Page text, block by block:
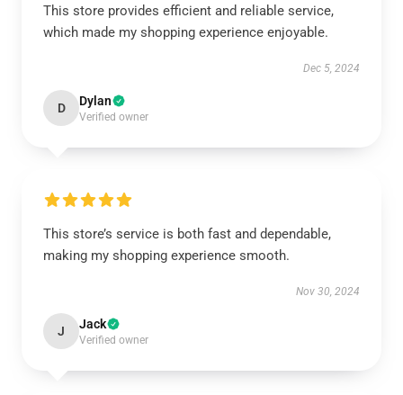
This store provides efficient and reliable service,
which made my shopping experience enjoyable.
Dec 5, 2024
D Dylan
Verified owner
This store’s service is both fast and dependable,
making my shopping experience smooth.
Nov 30, 2024
J Jack
Verified owner